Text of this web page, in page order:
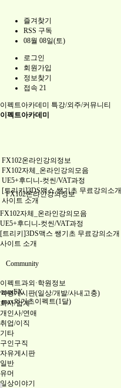
즐겨찾기
RSS 구독
08월 08일(토)
로그인
회원가입
정보찾기
접속 21
이펙트아카데미
특강/외주/커뮤니티
이펙트아카데미
FX102온라인강의정보
FX102자체_온라인강의모음
UE5+후디니-컷씬/VAT과정
[트리키]3DS맥스 쌩기초 무료강의소개
사이트 소개
Community
이펙트과외·학원정보
익명게시판(일상/개발/사내고충)
회사/업계
개인사/연애
취업/이직
기타
구인구직
자유게시판
일반
유머
일상이야기
FX102온라인강의정보
FX102자체_온라인강의모음
UE5+후디니-컷씬/VAT과정
[트리키]3DS맥스 쌩기초 무료강의소개
사이트 소개
maxFX
max의기초이펙트(1달)